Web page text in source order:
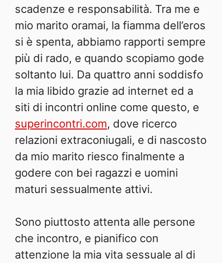
scadenze e responsabilità. Tra me e
mio marito oramai, la fiamma dell’eros
si è spenta, abbiamo rapporti sempre
più di rado, e quando scopiamo gode
soltanto lui. Da quattro anni soddisfo
la mia libido grazie ad internet ed a
siti di incontri online come questo, e
superincontri.com, dove ricerco
relazioni extraconiugali, e di nascosto
da mio marito riesco finalmente a
godere con bei ragazzi e uomini
maturi sessualmente attivi.
Sono piuttosto attenta alle persone
che incontro, e pianifico con
attenzione la mia vita sessuale al di